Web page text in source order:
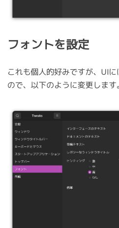
フォントを設定
これも個人的好みですが、UI
ので、以下のように変更します